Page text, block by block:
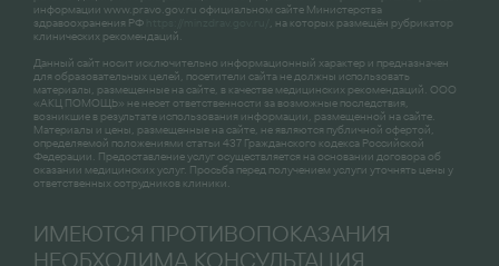
информации www.pravo.gov.ru официальном сайте Министерства
здравоохранения РФ
, на которых размещён рубрикатор
клинических рекомендаций.
Данный сайт носит исключительно информационный характер и предназначен
для образовательных целей, посетители сайта не должны использовать
материалы, размещенные на сайте, в качестве медицинских рекомендаций. ООО
«АКЦ ПОМОЩЬ» не несет ответственности за возможные последствия,
возникшие в результате использования информации, размещенной на сайте.
Материалы и цены, размещенные на сайте, не являются публичной офертой,
определяемой положениями статьи 437 Гражданского кодекса Российской
Федерации. Предоставление услуг осуществляется на основании договора об
оказании медицинских услуг. Просьба перед получением услуги уточнять цены у
ответственных сотрудников клиники.
ИМЕЮТСЯ ПРОТИВОПОКАЗАНИЯ
НЕОБХОДИМА КОНСУЛЬТАЦИЯ